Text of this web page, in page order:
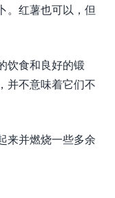
。红薯也可以，但
饮食和良好的锻
并不意味着它们不
来并燃烧一些多余